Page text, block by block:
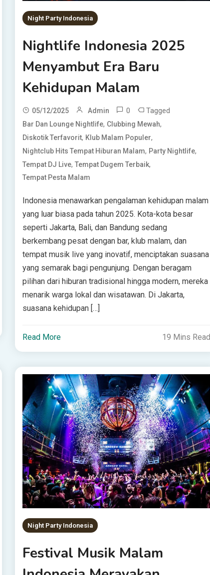
Night Party Indonesia
Nightlife Indonesia 2025
Menyambut Era Baru
Kehidupan Malam
05/12/2025 Admin 0 Tagged
Bar Dan Lounge Nightlife, Clubbing Mewah,
Diskotik Terfavorit, Klub Malam Populer,
Nightclub Hits Tempat Hiburan Malam, Party Nightlife,
Tempat DJ Live,Tempat Dugem Terbaik,
Tempat Pesta Malam
Indonesia menawarkan pengalaman kehidupan malam
yang luar biasa pada tahun 2025. Kota-kota besar
seperti Jakarta, Bali, dan Bandung sedang
berkembang pesat dengan bar, klub malam, dan
tempat musik live yang inovatif, menciptakan suasana
yang semarak bagi pengunjung. Dengan beragam
pilihan dari hiburan tradisional hingga modern, mereka
menarik warga lokal dan wisatawan. Di Jakarta,
suasana kehidupan […]
Read More 19 Mins Read
Night Party Indonesia
Festival Musik Malam